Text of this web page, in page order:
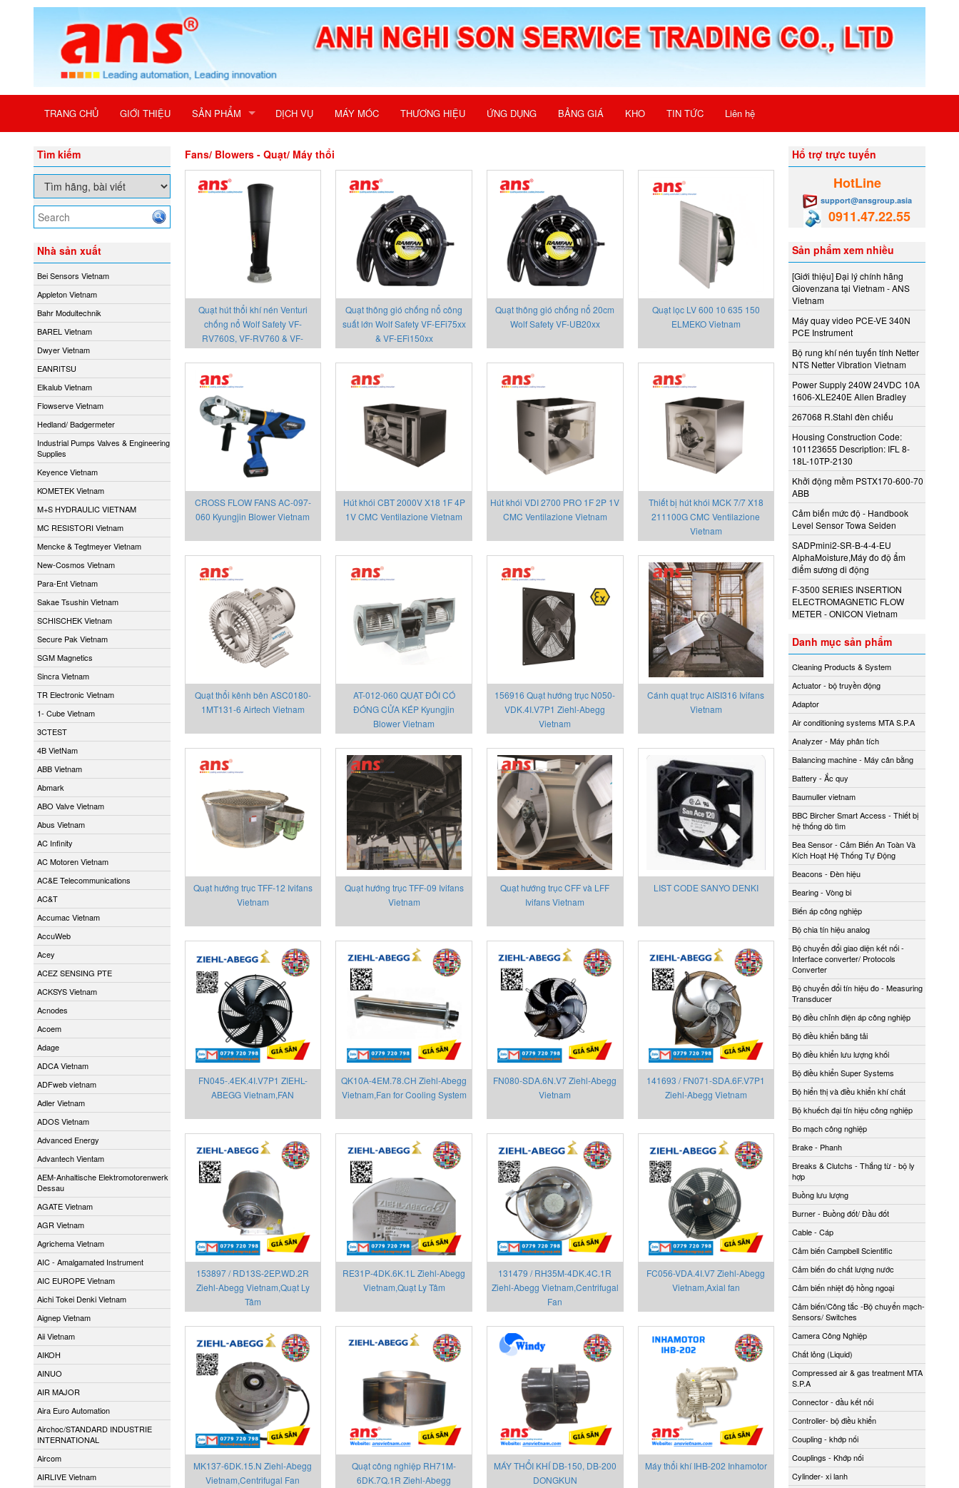
TRANG CHỦ GIỚI THIỆU SẢN PHẨM DỊCH VỤ MÁY MÓC THƯƠNG HIỆU ỨNG DỤNG BẢNG GIÁ KHO TIN TỨC Liên hệ
Tìm kiếm
Nhà sản xuất
Bei Sensors Vietnam
Appleton Vietnam
Bahr Modultechnik
BAREL Vietnam
Dwyer Vietnam
EANRITSU
Elkalub Vietnam
Flowserve Vietnam
Hedland/ Badgermeter
Industrial Pumps Valves & Engineering
Supplies
Keyence Vietnam
KOMETEK Vietnam
M+S HYDRAULIC VIETNAM
MC RESISTORI Vietnam
Mencke & Tegtmeyer Vietnam
New-Cosmos Vietnam
Para-Ent Vietnam
Sakae Tsushin Vietnam
SCHISCHEK Vietnam
Secure Pak Vietnam
SGM Magnetics
Sincra Vietnam
TR Electronic Vietnam
1- Cube Vietnam
3CTEST
4B VietNam
ABB Vietnam
Abmark
ABO Valve Vietnam
Abus Vietnam
AC Infinity
AC Motoren Vietnam
AC&E Telecommunications
AC&T
Accumac Vietnam
AccuWeb
Acey
ACEZ SENSING PTE
ACKSYS Vietnam
Acnodes
Acoem
Adage
ADCA Vietnam
ADFweb vietnam
Adler Vietnam
ADOS Vietnam
Advanced Energy
Advantech Vientam
AEM-Anhaltische Elektromotorenwerk
Dessau
AGATE Vietnam
AGR Vietnam
Agrichema Vietnam
AIC - Amalgamated Instrument
AIC EUROPE Vietnam
Aichi Tokei Denki Vietnam
Aignep Vietnam
Aii Vietnam
AIKOH
AINUO
AIR MAJOR
Aira Euro Automation
Airchoc/STANDARD INDUSTRIE
INTERNATIONAL
Aircom
AIRLIVE Vietnam
Fans/ Blowers - Quạt/ Máy thổi
Quạt hút thổi khí nén Venturi
chống nổ Wolf Safety VF-
RV760S, VF-RV760 & VF-
RV1500
Quạt thông gió chống nổ công
suất lớn Wolf Safety VF-EFi75xx
& VF-EFi150xx
Quạt thông gió chống nổ 20cm
Wolf Safety VF-UB20xx
Quạt lọc LV 600 10 635 150
ELMEKO Vietnam
CROSS FLOW FANS AC-097-
060 Kyungjin Blower Vietnam
Hút khói CBT 2000V X18 1F 4P
1V CMC Ventilazione Vietnam
Hút khói VDI 2700 PRO 1F 2P 1V
CMC Ventilazione Vietnam
Thiết bị hút khói MCK 7/7 X18
211100G CMC Ventilazione
Vietnam
Quạt thổi kênh bên ASC0180-
1MT131-6 Airtech Vietnam
AT-012-060 QUẠT ĐÔI CÓ
ĐÓNG CỬA KÉP Kyungjin
Blower Vietnam
156916 Quạt hướng trục N050-
VDK.4I.V7P1 Ziehl-Abegg
Vietnam
Cánh quạt trục AISI316 Ivifans
Vietnam
Quạt hướng trục TFF-12 Ivifans
Vietnam
Quạt hướng trục TFF-09 Ivifans
Vietnam
Quạt hướng trục CFF và LFF
Ivifans Vietnam
LIST CODE SANYO DENKI
FN045-.4EK.4I.V7P1 ZIEHL-
ABEGG Vietnam,FAN
QK10A-4EM.78.CH Ziehl-Abegg
Vietnam,Fan for Cooling System
FN080-SDA.6N.V7 Ziehl-Abegg
Vietnam
141693 / FN071-SDA.6F.V7P1
Ziehl-Abegg Vietnam
153897 / RD13S-2EP.WD.2R
Ziehl-Abegg Vietnam,Quạt Ly
Tâm
RE31P-4DK.6K.1L Ziehl-Abegg
Vietnam,Quạt Ly Tâm
131479 / RH35M-4DK.4C.1R
Ziehl-Abegg Vietnam,Centrifugal
Fan
FC056-VDA.4I.V7 Ziehl-Abegg
Vietnam,Axial fan
MK137-6DK.15.N Ziehl-Abegg
Vietnam,Centrifugal Fan
Quạt công nghiệp RH71M-
6DK.7Q.1R Ziehl-Abegg
MÁY THỔI KHÍ DB-150, DB-200
DONGKUN
Máy thổi khí IHB-202 Inhamotor
Hổ trợ trực tuyến
HotLine
support@ansgroup.asia
0911.47.22.55
Sản phẩm xem nhiều
[Giới thiệu] Đại lý chính hãng
Giovenzana tại Vietnam - ANS
Vietnam
Máy quay video PCE-VE 340N
PCE Instrument
Bộ rung khí nén tuyến tính Netter
NTS Netter Vibration Vietnam
Power Supply 240W 24VDC 10A
1606-XLE240E Allen Bradley
267068 R.Stahl đèn chiếu
Housing Construction Code:
101123655 Description: IFL 8-
18L-10TP-2130
Khởi động mềm PSTX170-600-70
ABB
Cảm biến mức độ - Handbook
Level Sensor Towa Seiden
SADPmini2-SR-B-4-4-EU
AlphaMoisture,Máy đo độ ẩm
điểm sương di động
F-3500 SERIES INSERTION
ELECTROMAGNETIC FLOW
METER - ONICON Vietnam
Danh mục sản phẩm
Cleaning Products & System
Actuator - bộ truyền động
Adaptor
Air conditioning systems MTA S.P.A
Analyzer - Máy phân tích
Balancing machine - Máy cân bằng
Battery - Ắc quy
Baumuller vietnam
BBC Bircher Smart Access - Thiết bị
hệ thống dò tìm
Bea Sensor - Cảm Biến An Toàn Và
Kích Hoạt Hệ Thống Tự Động
Beacons - Đèn hiệu
Bearing - Vòng bi
Biến áp công nghiệp
Bộ chia tín hiệu analog
Bộ chuyển đổi giao diện kết nối -
Interface converter/ Protocols
Converter
Bộ chuyển đổi tín hiệu đo - Measuring
Transducer
Bộ điều chỉnh điện áp công nghiệp
Bộ điều khiển băng tải
Bộ điều khiển lưu lượng khối
Bộ điều khiển Super Systems
Bộ hiển thị và điều khiển khí chất
Bộ khuếch đại tín hiệu công nghiệp
Bo mạch công nghiệp
Brake - Phanh
Breaks & Clutchs - Thắng từ - bộ ly
hợp
Buồng lưu lượng
Burner - Buồng đốt/ Đầu đốt
Cable - Cáp
Cảm biến Campbell Scientific
Cảm biến đo chất lượng nước
Cảm biến nhiệt độ hồng ngoại
Cảm biến/Công tắc -Bộ chuyển mạch-
Sensors/ Switches
Camera Công Nghiệp
Chất lỏng (Liquid)
Compressed air & gas treatment MTA
S.P.A
Connector - đầu kết nối
Controller- bộ điều khiển
Coupling - khớp nối
Couplings - Khớp nối
Cylinder- xi lanh